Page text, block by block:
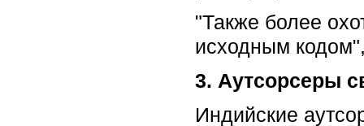
"Также более
исходным
3. Аутсорсеры
Индийские